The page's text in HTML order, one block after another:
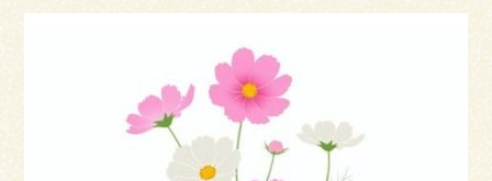
お客様の声
私たちのこと